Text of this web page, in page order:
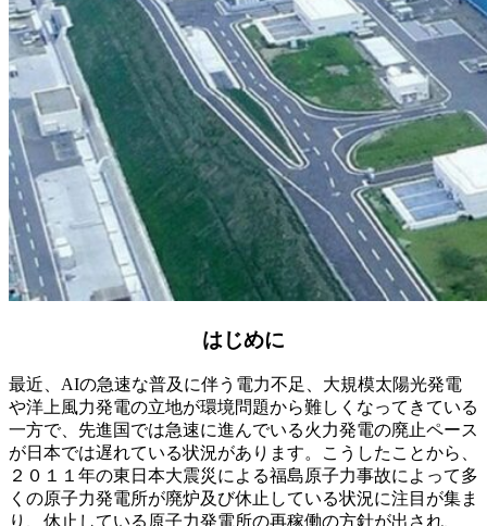
はじめに
最近、AIの急速な普及に伴う電力不足、大規模太陽光発電
や洋上風力発電の立地が環境問題から難しくなってきている
一方で、先進国では急速に進んでいる火力発電の廃止ペース
が日本では遅れている状況があります。こうしたことから、
２０１１年の東日本大震災による福島原子力事故によって多
くの原子力発電所が廃炉及び休止している状況に注目が集ま
り、休止している原子力発電所の再稼働の方針が出され、